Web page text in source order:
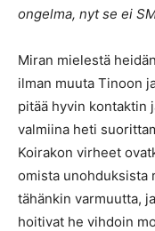
ongelma, nyt se ei
Miran mielestä
ilman muuta Tinoon
pitää hyvin kontaktin
valmiina heti
Koirakon virheet
omista unohduksista
tähänkin varmuutta,
hoitivat he vihdoin